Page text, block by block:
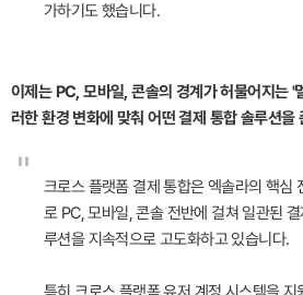
가하기도 했습니다.
이제는 PC, 모바일, 콘솔의 경계가 허물어지는 '
러한 환경 변화에 맞춰 어떤 결제 통합 솔루션을
"
크로스 플랫폼 결제 통합은 엑솔라의 핵심
로 PC, 모바일, 콘솔 전반에 걸쳐 일관된
루션을 지속적으로 고도화하고 있습니다.